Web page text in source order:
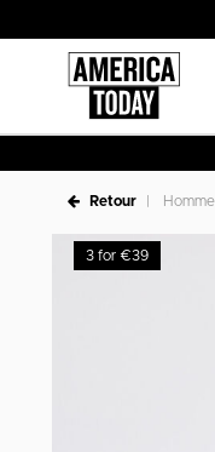
Retour
3 for €39